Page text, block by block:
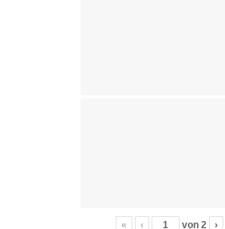
« ‹ von 2 ›